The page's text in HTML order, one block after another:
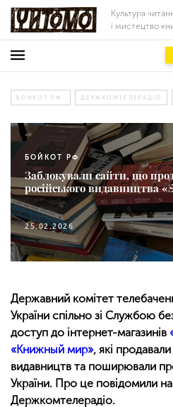
Культура
і мистецтво
БОЙКОТ РФ ДЕРЖКОМТЕЛЕРАДІО
БОЙКОТ РФ
Заблокували сайти, що
російського видавництва
25.02.2026
Державний комітет
України спільно зі Службою
доступ до інтернет-магазинів
«Книжный мир», які
видавництв та поширювали
України. Про це повідомили на
Держкомтелерадіо.